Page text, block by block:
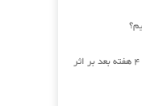
بیشتر ابروهای کاشته شده طی 2 تا 4 هفته بعد بر اثر